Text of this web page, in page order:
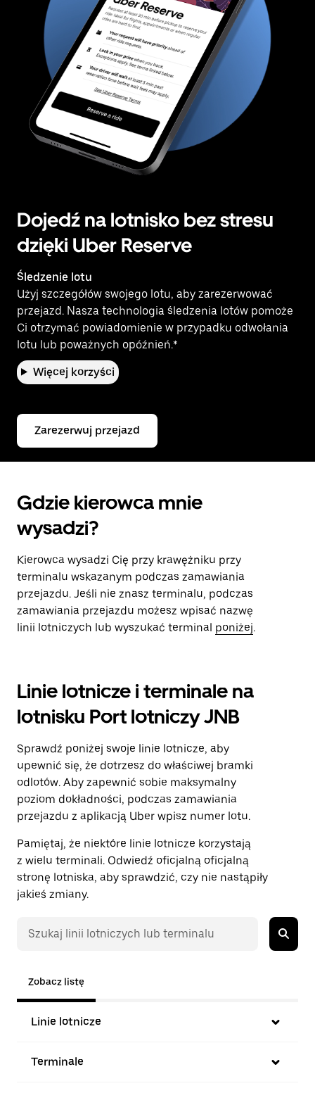
Dojedź na lotnisko bez stresu
dzięki Uber Reserve
Śledzenie lotu
Użyj szczegółów swojego lotu, aby zarezerwować
przejazd. Nasza technologia śledzenia lotów pomoże
Ci otrzymać powiadomienie w przypadku odwołania
lotu lub poważnych opóźnień.*
Więcej korzyści
Zarezerwuj przejazd
Gdzie kierowca mnie
wysadzi?
Kierowca wysadzi Cię przy krawężniku przy
terminalu wskazanym podczas zamawiania
przejazdu. Jeśli nie znasz terminalu, podczas
zamawiania przejazdu możesz wpisać nazwę
linii lotniczych lub wyszukać terminal poniżej.
Linie lotnicze i terminale na
lotnisku Port lotniczy JNB
Sprawdź poniżej swoje linie lotnicze, aby
upewnić się, że dotrzesz do właściwej bramki
odlotów. Aby zapewnić sobie maksymalny
poziom dokładności, podczas zamawiania
przejazdu z aplikacją Uber wpisz numer lotu.
Pamiętaj, że niektóre linie lotnicze korzystają
z wielu terminali. Odwiedź oficjalną oficjalną
stronę lotniska, aby sprawdzić, czy nie nastąpiły
jakieś zmiany.
Zobacz listę
Linie lotnicze
Terminale